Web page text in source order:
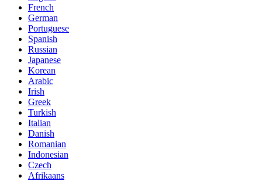
French
German
Portuguese
Spanish
Russian
Japanese
Korean
Arabic
Irish
Greek
Turkish
Italian
Danish
Romanian
Indonesian
Czech
Afrikaans